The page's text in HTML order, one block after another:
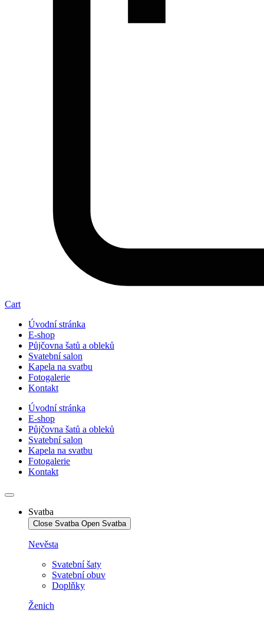
Cart
Úvodní stránka
E-shop
Půjčovna šatů a obleků
Svatební salon
Kapela na svatbu
Fotogalerie
Kontakt
Úvodní stránka
E-shop
Půjčovna šatů a obleků
Svatební salon
Kapela na svatbu
Fotogalerie
Kontakt
Svatba
Close Svatba Open Svatba
Nevěsta
Svatební šaty
Svatební obuv
Doplňky
Ženich